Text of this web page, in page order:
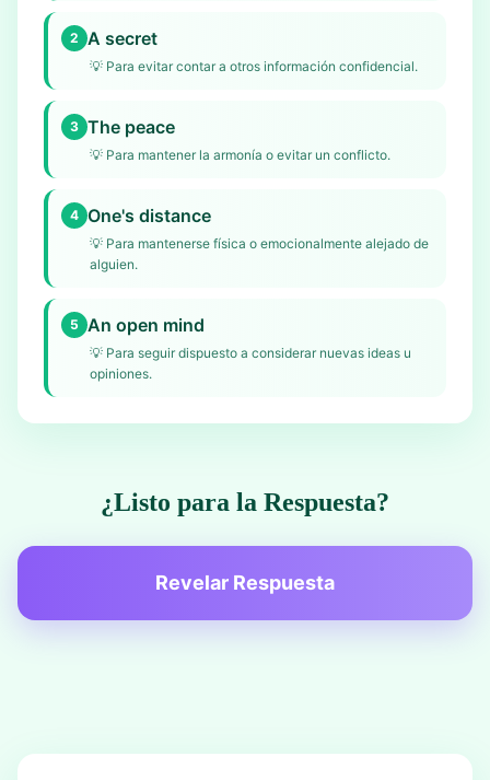
2 A secret
💡 Para evitar contar a otros información confidencial.
3 The peace
💡 Para mantener la armonía o evitar un conflicto.
4 One's distance
💡 Para mantenerse física o emocionalmente alejado de
alguien.
5 An open mind
💡 Para seguir dispuesto a considerar nuevas ideas u
opiniones.
¿Listo para la Respuesta?
Revelar Respuesta